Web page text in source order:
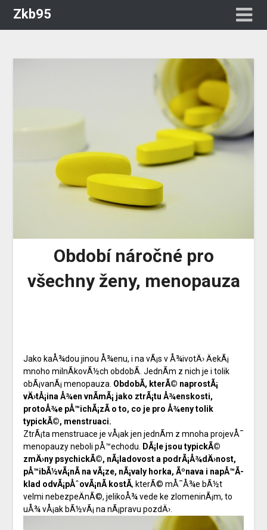
Zkb95
Období náročné pro
všechny ženy, menopauza
Jako kaÅ¾dou jinou Å¾enu, i na vÃ¡s v Å¾ivotÄ› ÄekÃ¡
mnoho milnÃ­kovÃ½ch obdobÃ­. JednÃ­m z nich je i tolik
obÃ¡vanÃ¡ menopauza. ObdobÃ­, kterÃ© naprostÃ¡
vÄ›tÅ¡ina Å¾en vnÃ­mÃ¡ jako ztrÃ¡tu Å¾enskosti,
protoÅ¾e pÅ™ichÃ¡zÃ­ o to, co je pro Å¾eny tolik
typickÃ©, menstruaci.
ZtrÃ¡ta menstruace je vÅ¡ak jen jednÃ­m z mnoha projevÅ¯
menopauzy neboli pÅ™echodu. DÃ¡le jsou typickÃ©
zmÄ›ny psychickÃ©, nÃ¡ladovost a podrÃ¡Å¾dÄ›nost,
pÅ™ibÃ½vÃ¡nÃ­ na vÃ¡ze, nÃ¡valy horka, Ãºnava i napÅ™Ã­
klad odvÃ¡pÅˆovÃ¡nÃ­ kostÃ­, kterÃ© mÅ¯Å¾e bÃ½t
velmi nebezpeÄnÃ©, jelikoÅ¾ vede ke zlomeninÃ¡m, to
uÅ¾ vÅ¡ak bÃ½vÃ¡ na nÃ¡pravu pozdÄ›.